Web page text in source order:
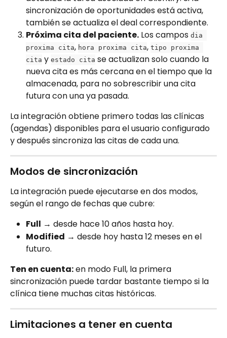
sincronización de oportunidades está activa,
también se actualiza el deal correspondiente.
Próxima cita del paciente. Los campos dia
proxima cita, hora proxima cita, tipo proxima
cita y estado cita se actualizan solo cuando la
nueva cita es más cercana en el tiempo que la
almacenada, para no sobrescribir una cita
futura con una ya pasada.
La integración obtiene primero todas las clínicas
(agendas) disponibles para el usuario configurado
y después sincroniza las citas de cada una.
Modos de sincronización
La integración puede ejecutarse en dos modos,
según el rango de fechas que cubre:
Full → desde hace 10 años hasta hoy.
Modified → desde hoy hasta 12 meses en el
futuro.
Ten en cuenta: en modo Full, la primera
sincronización puede tardar bastante tiempo si la
clínica tiene muchas citas históricas.
Limitaciones a tener en cuenta